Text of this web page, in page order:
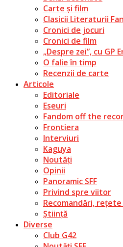
Carte și film
Clasicii Literaturii
Cronici de jocuri
Cronici de film
„Despre zei”, cu GP
O falie în timp
Recenzii de carte
Articole
Editoriale
Eseuri
Fandom off the
Frontiera
Interviuri
Kaguya
Noutăți
Opinii
Panoramic SFF
Privind spre viitor
Recomandări,
Știință
Diverse
Club G42